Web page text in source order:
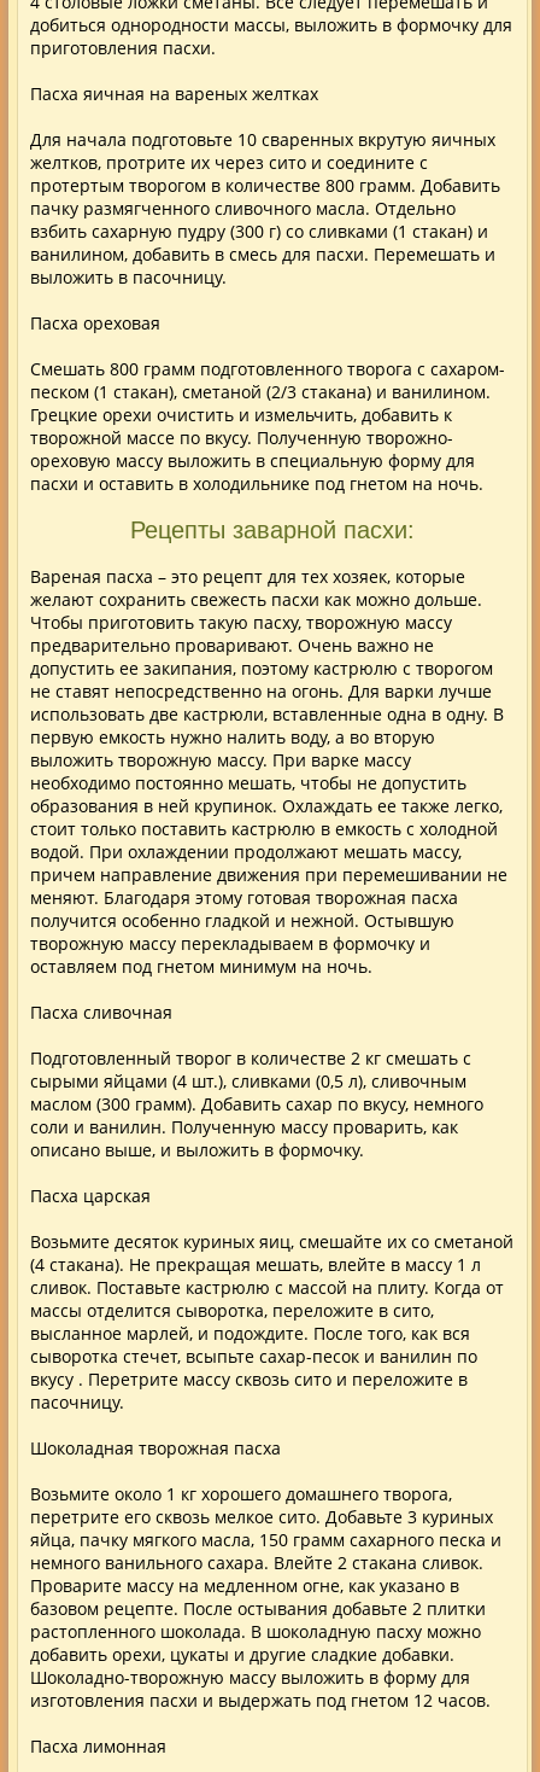
добиться однородности массы, выложить в формочку для
приготовления пасхи.
Пасха яичная на вареных желтках
Для начала подготовьте 10 сваренных вкрутую яичных
желтков, протрите их через сито и соедините с
протертым творогом в количестве 800 грамм. Добавить
пачку размягченного сливочного масла. Отдельно
взбить сахарную пудру (300 г) со сливками (1 стакан) и
ванилином, добавить в смесь для пасхи. Перемешать и
выложить в пасочницу.
Пасха ореховая
Смешать 800 грамм подготовленного творога с сахаром-
песком (1 стакан), сметаной (2/3 стакана) и ванилином.
Грецкие орехи очистить и измельчить, добавить к
творожной массе по вкусу. Полученную творожно-
ореховую массу выложить в специальную форму для
пасхи и оставить в холодильнике под гнетом на ночь.
Рецепты заварной пасхи:
Вареная пасха – это рецепт для тех хозяек, которые
желают сохранить свежесть пасхи как можно дольше.
Чтобы приготовить такую пасху, творожную массу
предварительно проваривают. Очень важно не
допустить ее закипания, поэтому кастрюлю с творогом
не ставят непосредственно на огонь. Для варки лучше
использовать две кастрюли, вставленные одна в одну. В
первую емкость нужно налить воду, а во вторую
выложить творожную массу. При варке массу
необходимо постоянно мешать, чтобы не допустить
образования в ней крупинок. Охлаждать ее также легко,
стоит только поставить кастрюлю в емкость с холодной
водой. При охлаждении продолжают мешать массу,
причем направление движения при перемешивании не
меняют. Благодаря этому готовая творожная пасха
получится особенно гладкой и нежной. Остывшую
творожную массу перекладываем в формочку и
оставляем под гнетом минимум на ночь.
Пасха сливочная
Подготовленный творог в количестве 2 кг смешать с
сырыми яйцами (4 шт.), сливками (0,5 л), сливочным
маслом (300 грамм). Добавить сахар по вкусу, немного
соли и ванилин. Полученную массу проварить, как
описано выше, и выложить в формочку.
Пасха царская
Возьмите десяток куриных яиц, смешайте их со сметаной
(4 стакана). Не прекращая мешать, влейте в массу 1 л
сливок. Поставьте кастрюлю с массой на плиту. Когда от
массы отделится сыворотка, переложите в сито,
высланное марлей, и подождите. После того, как вся
сыворотка стечет, всыпьте сахар-песок и ванилин по
вкусу . Перетрите массу сквозь сито и переложите в
пасочницу.
Шоколадная творожная пасха
Возьмите около 1 кг хорошего домашнего творога,
перетрите его сквозь мелкое сито. Добавьте 3 куриных
яйца, пачку мягкого масла, 150 грамм сахарного песка и
немного ванильного сахара. Влейте 2 стакана сливок.
Проварите массу на медленном огне, как указано в
базовом рецепте. После остывания добавьте 2 плитки
растопленного шоколада. В шоколадную пасху можно
добавить орехи, цукаты и другие сладкие добавки.
Шоколадно-творожную массу выложить в форму для
изготовления пасхи и выдержать под гнетом 12 часов.
Пасха лимонная